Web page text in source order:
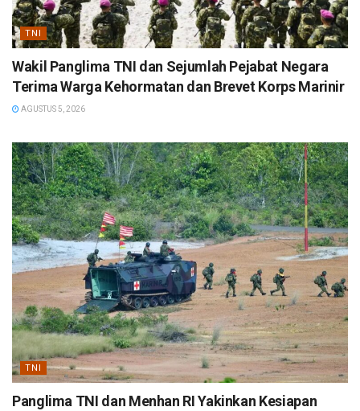
TNI
Wakil Panglima TNI dan Sejumlah Pejabat Negara
Terima Warga Kehormatan dan Brevet Korps Marinir
AGUSTUS 5, 2026
TNI
Panglima TNI dan Menhan RI Yakinkan Kesiapan